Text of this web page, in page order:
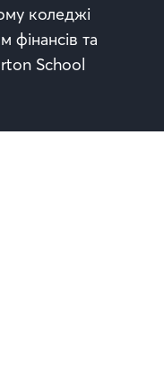
коледжі
та
School